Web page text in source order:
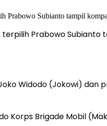
Prabowo Subianto
Widodo (Jokowi) dan
Korps Brigade Mobil